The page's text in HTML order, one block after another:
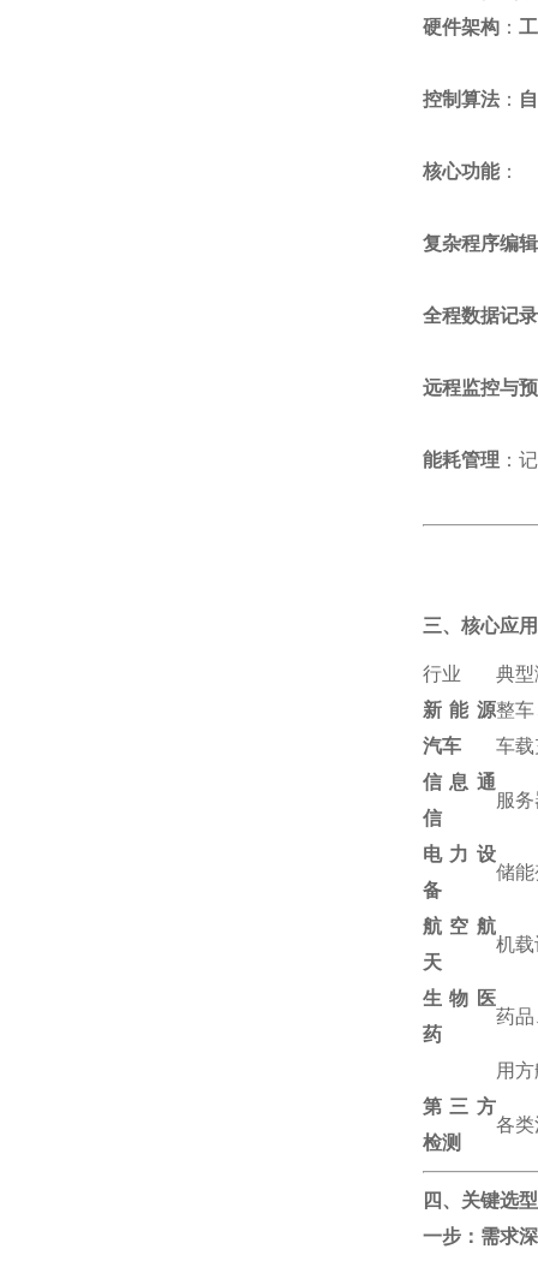
硬件架构：
控制算法：
核心功能：
复杂程序编辑
全程数据记
远程监控与
能耗管理 ：
三、核心应
行业
典
新能源
汽车
整
车载
信息通
信
服
电力设
备
储
航空航
天
机
生物医
药
药
用
第三方
检测
各
四、关键选
一步：需求